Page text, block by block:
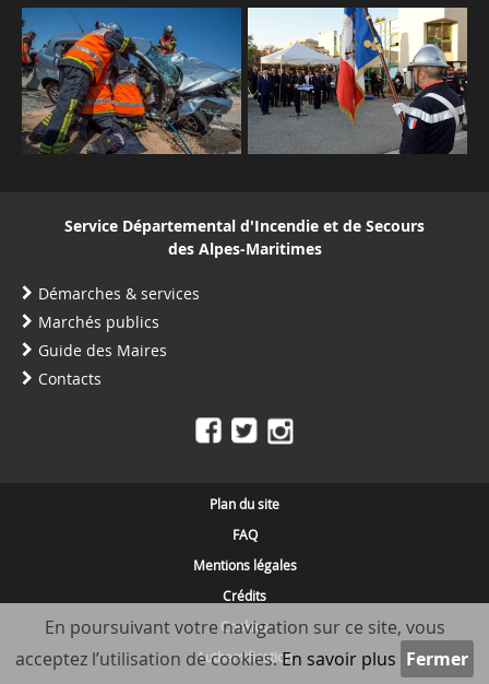
Service Départemental d'Incendie et de Secours
des Alpes-Maritimes
Démarches & services
Marchés publics
Guide des Maires
Contacts
Plan du site
FAQ
Mentions légales
Crédits
Cookies
Authentification
En poursuivant votre navigation sur ce site, vous
acceptez l’utilisation de cookies.En savoir plus